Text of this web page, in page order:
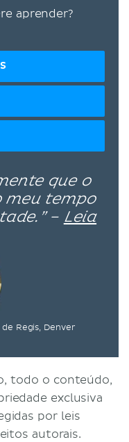
aprender?
que o
meu tempo
– Leia
Regis, Denver
todo o conteúdo,
exclusiva
por leis
autorais.